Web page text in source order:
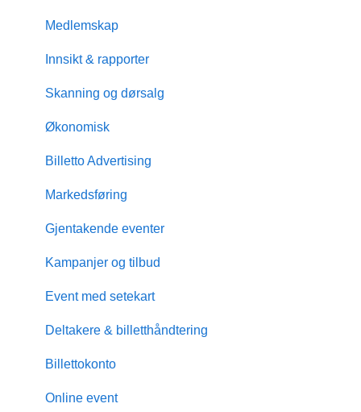
Medlemskap
Innsikt & rapporter
Skanning og dørsalg
Økonomisk
Billetto Advertising
Markedsføring
Gjentakende eventer
Kampanjer og tilbud
Event med setekart
Deltakere & billetthåndtering
Billettokonto
Online event